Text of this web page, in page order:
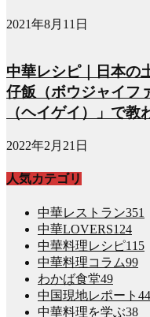
2021年8月11日
中華レシピ｜日本の
仔飯（ボウジャイフ
（ヘイゲイ）」で教
2022年2月21日
人気カテゴリ
中華レストラン351
中華LOVERS124
中華料理レシピ115
中華料理コラム99
わかば食堂49
中国現地レポート 44
中華料理を学ぶ38